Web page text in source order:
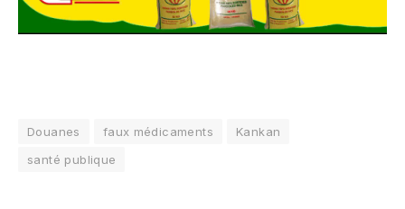
Douanes faux médicaments
Kankan
santé publique